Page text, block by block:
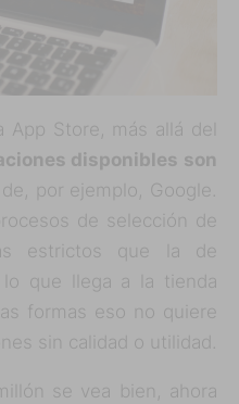
Store, más allá del
disponibles son
por ejemplo, Google.
de selección de
estrictos que la de
que llega a la tienda
formas eso no quiere
sin calidad o utilidad.
se vea bien, ahora